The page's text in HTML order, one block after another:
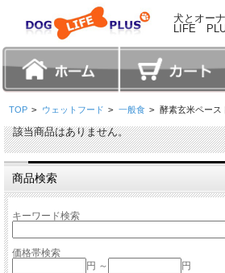
犬とオー
LIFE
TOP > ウェットフード > 一般食 > 酵素玄米ペース
該当商品はありません。
商品検索
キーワード検索
価格帯検索
円 ～
円